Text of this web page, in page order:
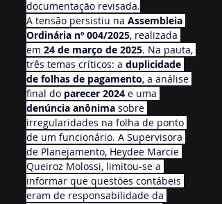
documentação revisada.
A tensão persistiu na Assembleia
Ordinária nº 004/2025, realizada
em 24 de março de 2025. Na pauta,
três temas críticos: a duplicidade
de folhas de pagamento, a análise
final do parecer 2024 e uma
denúncia anônima sobre
irregularidades na folha de ponto
de um funcionário. A Supervisora
de Planejamento, Heydee Marcie
Queiroz Molossi, limitou-se a
informar que questões contábeis
eram de responsabilidade da